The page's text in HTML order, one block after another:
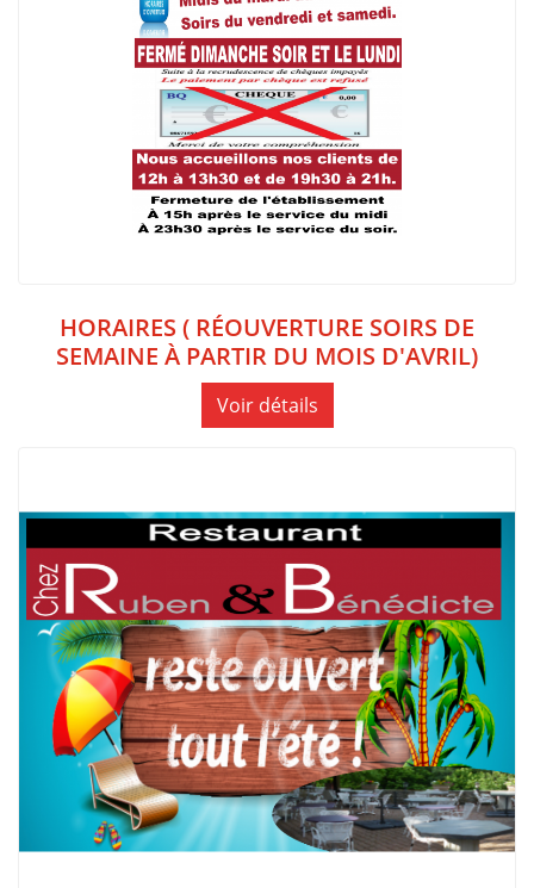
HORAIRES ( RÉOUVERTURE SOIRS DE
SEMAINE À PARTIR DU MOIS D'AVRIL)
Voir détails